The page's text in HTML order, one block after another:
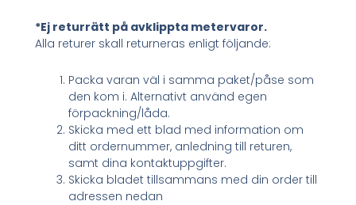
*Ej returrätt på avklippta metervaror.
Alla returer skall returneras enligt följande:
Packa varan väl i samma paket/påse som
den kom i. Alternativt använd egen
förpackning/låda.
Skicka med ett blad med information om
ditt ordernummer, anledning till returen,
samt dina kontaktuppgifter.
Skicka bladet tillsammans med din order till
adressen nedan